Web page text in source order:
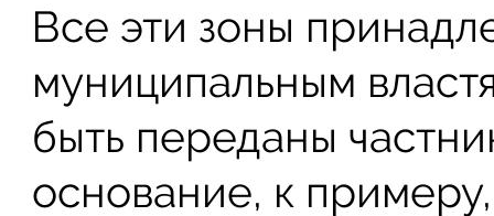
Все эти зоны
муниципальным
быть переданы
основание, к